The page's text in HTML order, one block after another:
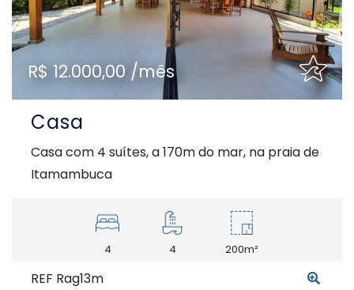
R$ 12.000,00 /mês
Casa
Casa com 4 suítes, a 170m do mar, na praia de
Itamambuca
4 4 200m²
REF Rag13m